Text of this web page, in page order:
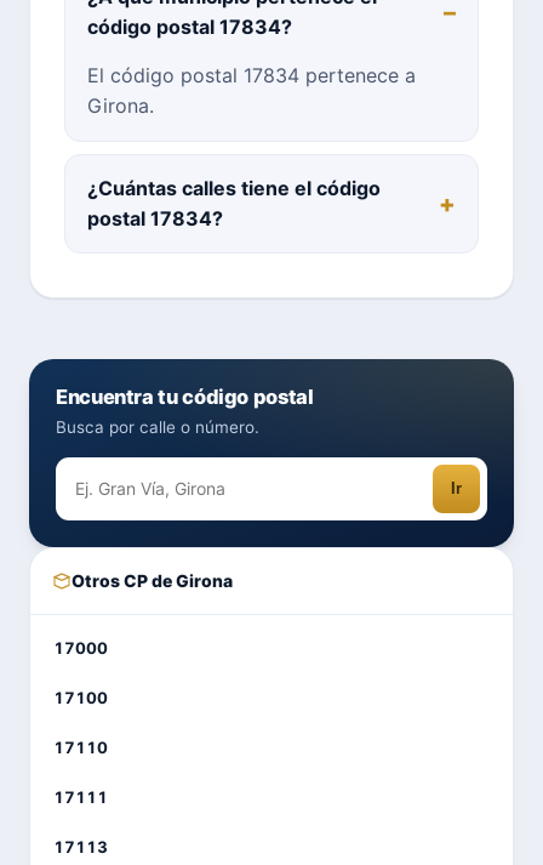
código postal 17834?
El código postal 17834 pertenece a
Girona.
¿Cuántas calles tiene el código
postal 17834?
Encuentra tu código postal
Busca por calle o número.
Ir
Otros CP de Girona
17000
17100
17110
17111
17113